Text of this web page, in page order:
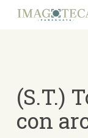
(S.T.)
con